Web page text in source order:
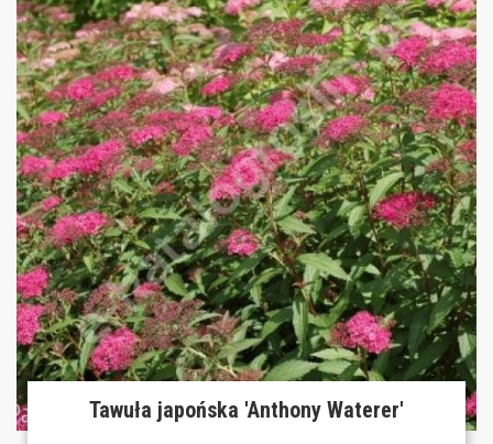
Tawuła japońska 'Anthony Waterer'